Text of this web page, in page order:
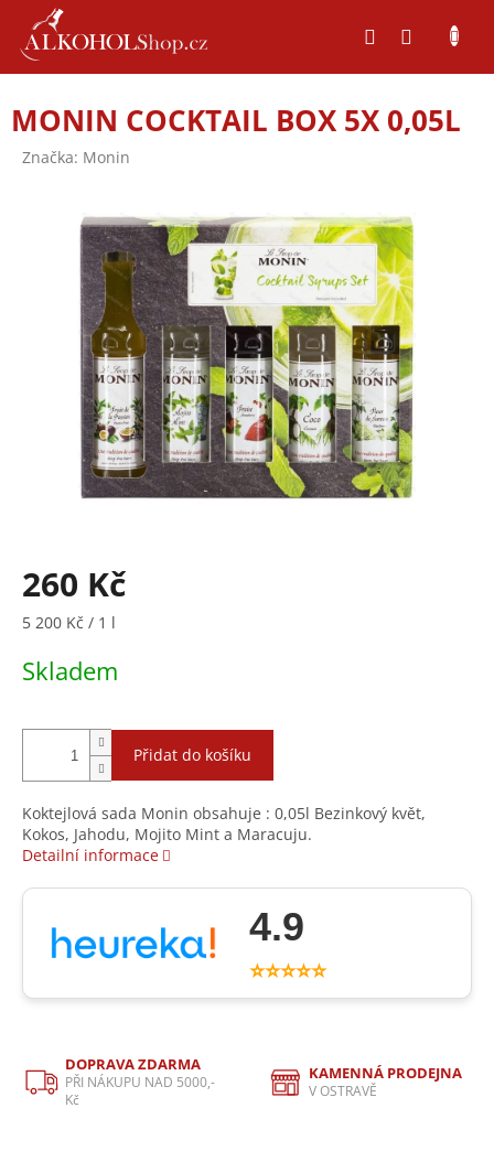
obsah
MONIN COCKTAIL BOX 5X 0,05L
Značka: Monin
260 Kč
Měrná
5 200 Kč / 1 l
Skladem
Přidat do košíku
Koktejlová sada Monin obsahuje : 0,05l Bezinkový květ,
Kokos, Jahodu, Mojito Mint a Maracuju.
Detailní informace
4.9
⭐⭐⭐⭐⭐
DOPRAVA ZDARMA
PŘI NÁKUPU NAD 5000,-
Kč
KAMENNÁ PRODEJNA
V OSTRAVĚ